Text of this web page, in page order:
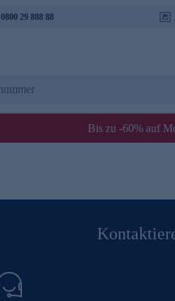
29 888 88
Bis zu -60% auf